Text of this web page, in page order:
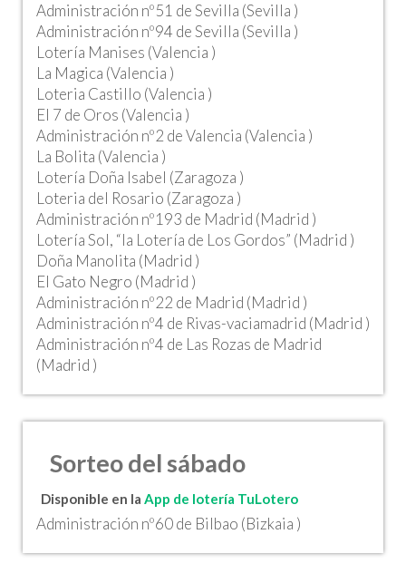
Administración nº51 de Sevilla (Sevilla )
Administración nº94 de Sevilla (Sevilla )
Lotería Manises (Valencia )
La Magica (Valencia )
Loteria Castillo (Valencia )
El 7 de Oros (Valencia )
Administración nº2 de Valencia (Valencia )
La Bolita (Valencia )
Lotería Doña Isabel (Zaragoza )
Loteria del Rosario (Zaragoza )
Administración nº193 de Madrid (Madrid )
Lotería Sol, “la Lotería de Los Gordos” (Madrid )
Doña Manolita (Madrid )
El Gato Negro (Madrid )
Administración nº22 de Madrid (Madrid )
Administración nº4 de Rivas-vaciamadrid (Madrid )
Administración nº4 de Las Rozas de Madrid
(Madrid )
Sorteo del sábado
Disponible en la App de lotería TuLotero
Administración nº60 de Bilbao (Bizkaia )